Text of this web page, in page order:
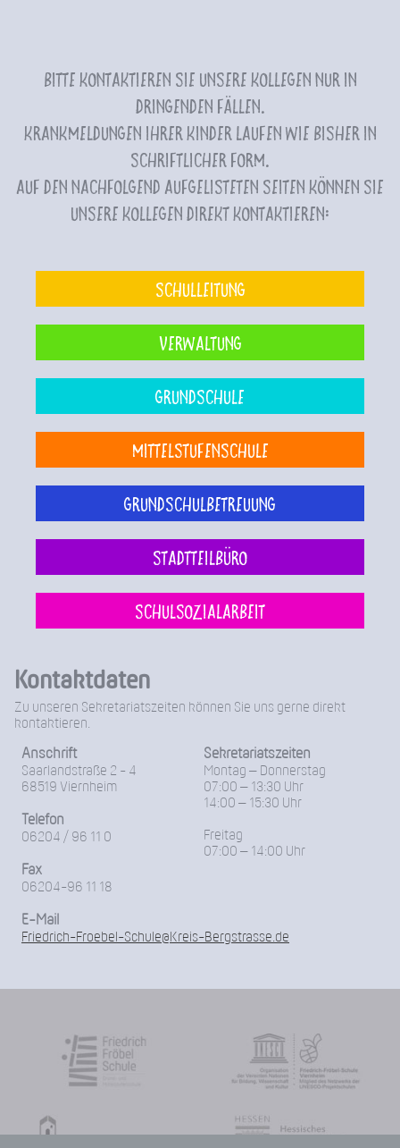
Bitte kontaktieren Sie unsere Kollegen nur in
dringenden Fällen.
Krankmeldungen Ihrer Kinder laufen wie bisher in
schriftlicher Form.
Auf den nachfolgend aufgelisteten Seiten können Sie
unsere Kollegen direkt kontaktieren:
Schulleitung
Verwaltung
Grundschule
Mittelstufenschule
Grundschulbetreuung
Stadtteilbüro
Schulsozialarbeit
Kontaktdaten
Zu unseren Sekretariatszeiten können Sie uns gerne direkt
kontaktieren.
Anschrift
Saarlandstraße 2 - 4
68519 Viernheim
Telefon
06204 / 96 11 0
Fax
06204-96 11 18
Sekretariatszeiten
Montag – Donnerstag
07:00 – 13:30 Uhr
14:00 – 15:30 Uhr
Freitag
07:00 – 14:00 Uhr
E-Mail
Friedrich-Froebel-Schule@Kreis-Bergstrasse.de